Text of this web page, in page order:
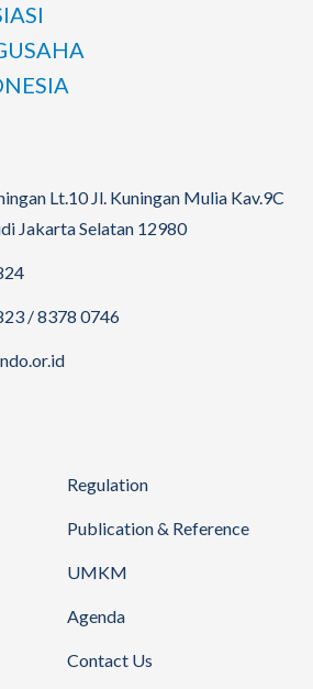
Lt.10 Jl. Kuningan Mulia Kav.9C
Jakarta Selatan 12980
/ 8378 0746
Regulation
Publication & Reference
UMKM
Agenda
Contact Us